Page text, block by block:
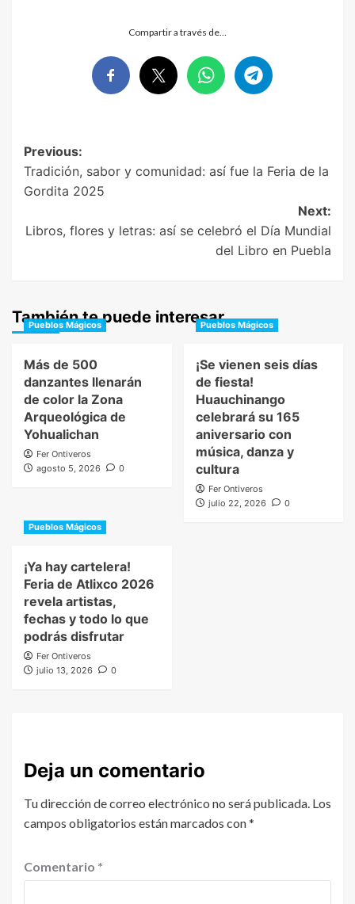
Compartir a través de…
Post
navigation
Previous:
Tradición, sabor y comunidad: así fue la Feria de la
Gordita 2025
Next:
Libros, flores y letras: así se celebró el Día Mundial
del Libro en Puebla
También te puede interesar
Pueblos Mágicos
Más de 500
danzantes llenarán
de color la Zona
Arqueológica de
Yohualichan
Fer Ontiveros
agosto 5, 2026
0
Pueblos Mágicos
¡Se vienen seis días
de fiesta!
Huauchinango
celebrará su 165
aniversario con
música, danza y
cultura
Fer Ontiveros
julio 22, 2026
0
Pueblos Mágicos
¡Ya hay cartelera!
Feria de Atlixco 2026
revela artistas,
fechas y todo lo que
podrás disfrutar
Fer Ontiveros
julio 13, 2026
0
Deja un comentario
Tu dirección de correo electrónico no será publicada. Los
campos obligatorios están marcados con*
Comentario *